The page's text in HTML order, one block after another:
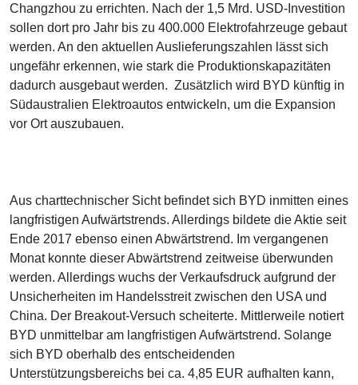
Changzhou zu errichten. Nach der 1,5 Mrd. USD-Investition
sollen dort pro Jahr bis zu 400.000 Elektrofahrzeuge gebaut
werden. An den aktuellen Auslieferungszahlen lässt sich
ungefähr erkennen, wie stark die Produktionskapazitäten
dadurch ausgebaut werden. Zusätzlich wird BYD künftig in
Südaustralien Elektroautos entwickeln, um die Expansion
vor Ort auszubauen.
Aus charttechnischer Sicht befindet sich BYD inmitten eines
langfristigen Aufwärtstrends. Allerdings bildete die Aktie seit
Ende 2017 ebenso einen Abwärtstrend. Im vergangenen
Monat konnte dieser Abwärtstrend zeitweise überwunden
werden. Allerdings wuchs der Verkaufsdruck aufgrund der
Unsicherheiten im Handelsstreit zwischen den USA und
China. Der Breakout-Versuch scheiterte. Mittlerweile notiert
BYD unmittelbar am langfristigen Aufwärtstrend. Solange
sich BYD oberhalb des entscheidenden
Unterstützungsbereichs bei ca. 4,85 EUR aufhalten kann,